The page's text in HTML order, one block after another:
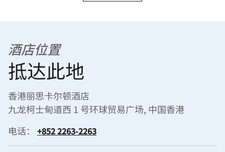
酒店位置
抵达此地
香港丽思卡尔顿酒店
九龙柯士甸道西 1 号环球贸易广场, 中国香港
电话： +852 2263-2263